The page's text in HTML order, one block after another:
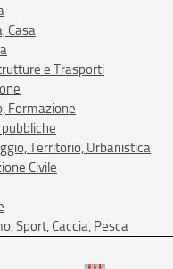
Casa
e Trasporti
Formazione
Territorio, Urbanistica
Civile
Sport, Caccia, Pesca